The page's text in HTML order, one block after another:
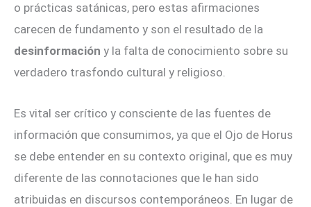
o prácticas satánicas, pero estas afirmaciones
carecen de fundamento y son el resultado de la
desinformación y la falta de conocimiento sobre su
verdadero trasfondo cultural y religioso.
Es vital ser crítico y consciente de las fuentes de
información que consumimos, ya que el Ojo de Horus
se debe entender en su contexto original, que es muy
diferente de las connotaciones que le han sido
atribuidas en discursos contemporáneos. En lugar de